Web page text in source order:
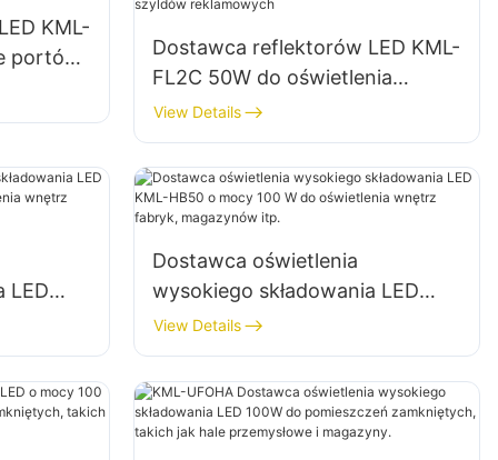
KML-
portów
Dostawca reflektorów LED KML-
FL2C 50W do oświetlenia
zewnętrznych billboardów i
dużych szyldów reklamowych
View Details
LED
Dostawca oświetlenia
wysokiego składowania LED
KML-HB50 o mocy 100 W do
oświetlenia wnętrz fabryk,
magazynów itp.
View Details